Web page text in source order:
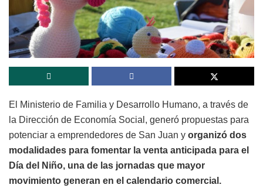
El Ministerio de Familia y Desarrollo Humano, a través de
la Dirección de Economía Social, generó propuestas para
potenciar a emprendedores de San Juan y organizó dos
modalidades para fomentar la venta anticipada para el
Día del Niño, una de las jornadas que mayor
movimiento generan en el calendario comercial.